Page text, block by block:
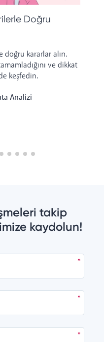
Doğru
doğru kararlar alın.
ve dikkat
keşfedin.
Analizi
takip
kaydolun!